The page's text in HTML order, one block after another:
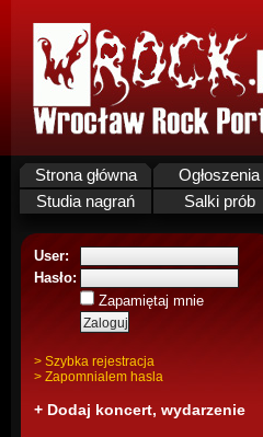
Strona główna Ogłoszenia
Studia nagrań
Salki prób
User:
Hasło:
Zapamiętaj mnie
> Szybka rejestracja
> Zapomnialem hasla
+ Dodaj koncert, wydarzenie